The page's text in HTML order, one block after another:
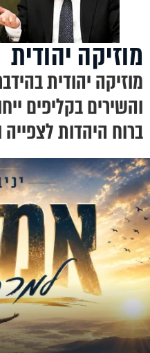
מוזיקה יהודית
מוזיקה יהודית
והשירים בקליפים
ברוח היהדות